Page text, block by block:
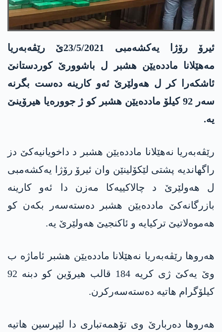
ئیرۆ رۆژا یەکشەمبی 23/5/2021ێ رێڤەبەریا
مەهێلانا ماددەیێن ھشبر ل باشوورێ کوردستانێ
ئاشکەرا کر ل ھەولێرێ ئەو کارینە دەست بگرنە
سەر 92 کیلۆ ماددەیێن ھشبر کو ژ جوورەیا هیرۆینێ
یە.
رێڤەبەریا نەهێلانا ماددەیێن ھشبر د داخویانیەکێ دز
راگھاندیە پشتی لێکۆلینێن وان ئیرۆ رۆژا یەکشەمبی
ل ھەولێرێ د چالاکییەکا مەزن دا ئەو کارینە
بازرگانەکێ ماددەیێن ھشبر دەستەسەر بکەن کو
ھەموەلاتیێ ترکیایە و ئاکنجیێ هەولێرێ یە.
ھەروھا رێڤەبەریا نەهێلانا ماددەیێن ھشبر ئاماژە ب
وێ یەکێ ژی کریە 184 قالب هیرۆین کو دبنە 92
کیلۆگرام ھاتیە دەستەسەرکرن.
ھەروھا دەربارێ وی تۆھمەتباری دا لێپرسین ھاتیە